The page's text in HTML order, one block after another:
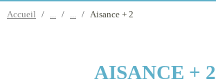
Accueil Aisance + 2
AISANCE + 2